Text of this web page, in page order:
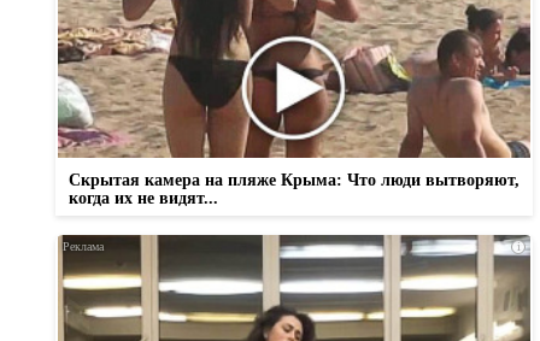
Скрытая камера на пляже Крыма: Что люди вытворяют,
когда их не видят...
i